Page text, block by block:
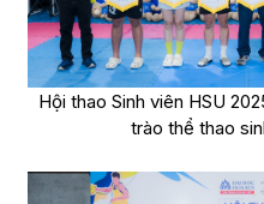
Hội thao Sinh viên HSU
trào thể thao